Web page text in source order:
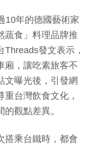
10年的德國藝術家
蔬食」料理品牌推
發文表示，
廂，讓吃素旅客不
文曝光後，引發網
台灣飲食文化，
觀點差異。
搭乘台鐵時，都會